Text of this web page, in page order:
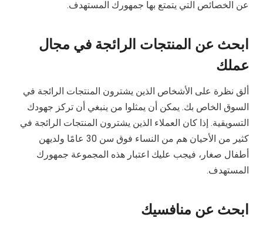
عن الخصائص التي يتمتع بها جمهورك المستهدف.
ابحث عن المنتجات الرائجة في مجال
عملك
ألق نظرة على الأشخاص الذين يشترون المنتجات الرائجة في
السوق الخاص بك. يمكن أن يمثلوا من ينبغي أن تركز جهودك
التسويقية. إذا كان العملاء الذين يشترون المنتجات الرائجة في
كثير من الأحيان هم من النساء فوق سن 30 عامًا ولديهن
أطفال صغار، فيجب عليك اعتبار هذه المجموعة جمهورك
المستهدف.
ابحث عن منافسيك